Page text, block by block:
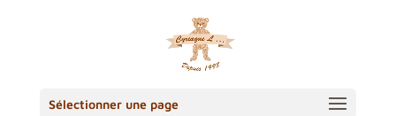
Sélectionner une page